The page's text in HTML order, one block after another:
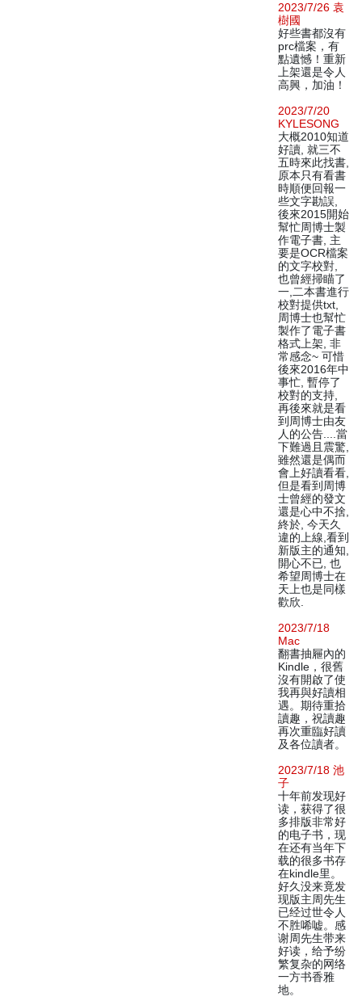
2023/7/26 袁
樹國
好些書都沒有
prc檔案，有
點遺憾！重新
上架還是令人
高興，加油！
2023/7/20
KYLESONG
大概2010知道
好讀, 就三不
五時來此找書,
原本只有看書
時順便回報一
些文字勘誤,
後來2015開始
幫忙周博士製
作電子書, 主
要是OCR檔案
的文字校對,
也曾經掃瞄了
一,二本書進行
校對提供txt,
周博士也幫忙
製作了電子書
格式上架, 非
常感念~ 可惜
後來2016年中
事忙, 暫停了
校對的支持,
再後來就是看
到周博士由友
人的公告....當
下難過且震驚,
雖然還是偶而
會上好讀看看,
但是看到周博
士曾經的發文
還是心中不捨,
終於, 今天久
違的上線,看到
新版主的通知,
開心不已, 也
希望周博士在
天上也是同樣
歡欣.
2023/7/18
Mac
翻書抽屜內的
Kindle，很舊
沒有開啟了使
我再與好讀相
遇。期待重拾
讀趣，祝讀趣
再次重臨好讀
及各位讀者。
2023/7/18 池
子
十年前发现好
读，获得了很
多排版非常好
的电子书，现
在还有当年下
载的很多书存
在kindle里。
好久没来竟发
现版主周先生
已经过世令人
不胜唏嘘。感
谢周先生带来
好读，给予纷
繁复杂的网络
一方书香雅
地。